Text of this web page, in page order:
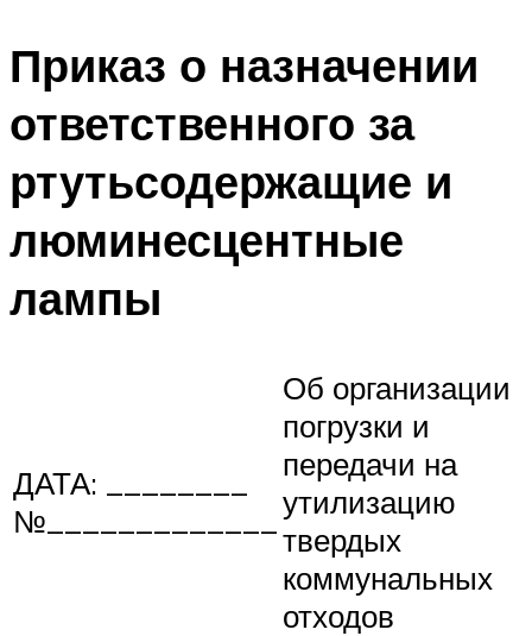
Приказ о назначении
ответственного за
ртутьсодержащие и
люминесцентные
лампы
ДАТА: ________
№_____________
Об организации
погрузки и
передачи на
утилизацию
твердых
коммунальных
отходов